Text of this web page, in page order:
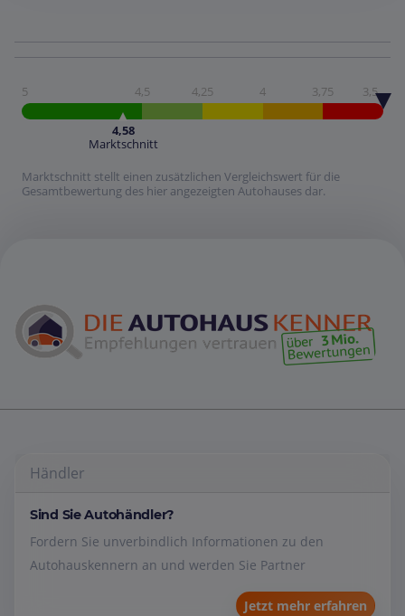
5 4,5 4,25 4 3,75 3,5
4,58
Marktschnitt
Marktschnitt stellt einen zusätzlichen Vergleichswert für die
Gesamtbewertung des hier angezeigten Autohauses dar.
Händler
Sind Sie Autohändler?
Fordern Sie unverbindlich Informationen zu den
Autohauskennern an und werden Sie Partner
Jetzt mehr erfahren